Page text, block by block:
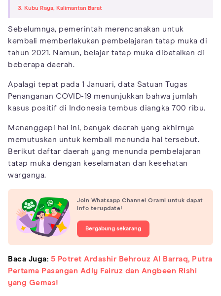
3. Kubu Raya, Kalimantan Barat
Sebelumnya, pemerintah merencanakan untuk
kembali memberlakukan pembelajaran tatap muka di
tahun 2021. Namun, belajar tatap muka dibatalkan di
beberapa daerah.
Apalagi tepat pada 1 Januari, data Satuan Tugas
Penanganan COVID-19 menunjukkan bahwa jumlah
kasus positif di Indonesia tembus diangka 700 ribu.
Menanggapi hal ini, banyak daerah yang akhirnya
memutuskan untuk kembali menunda hal tersebut.
Berikut daftar daerah yang menunda pembelajaran
tatap muka dengan keselamatan dan kesehatan
warganya.
Join Whatsapp Channel Orami untuk dapat
info terupdate!
Bergabung sekarang
Baca Juga: 5 Potret Ardashir Behrouz Al Barraq, Putra
Pertama Pasangan Adly Fairuz dan Angbeen Rishi
yang Gemas!